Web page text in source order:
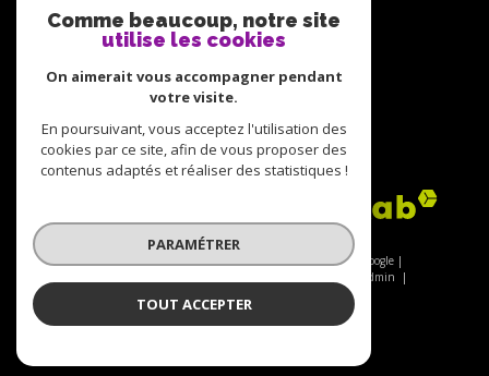
ADHÉRENTS
© 2026 | Tous droits réservés | Traduction powered by Google |
Admin
Cookies
Comme beaucoup, notre site
utilise les cookies
On aimerait vous accompagner pendant
votre visite.
En poursuivant, vous acceptez l'utilisation des
cookies par ce site, afin de vous proposer des
contenus adaptés et réaliser des statistiques !
PARAMÉTRER
TOUT ACCEPTER